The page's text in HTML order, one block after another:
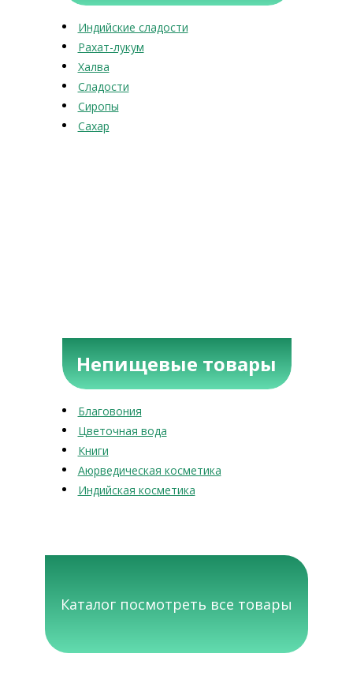
Индийские сладости
Рахат-лукум
Халва
Сладости
Сиропы
Сахар
Непищевые товары
Благовония
Цветочная вода
Книги
Аюрведическая косметика
Индийская косметика
Каталог посмотреть все товары